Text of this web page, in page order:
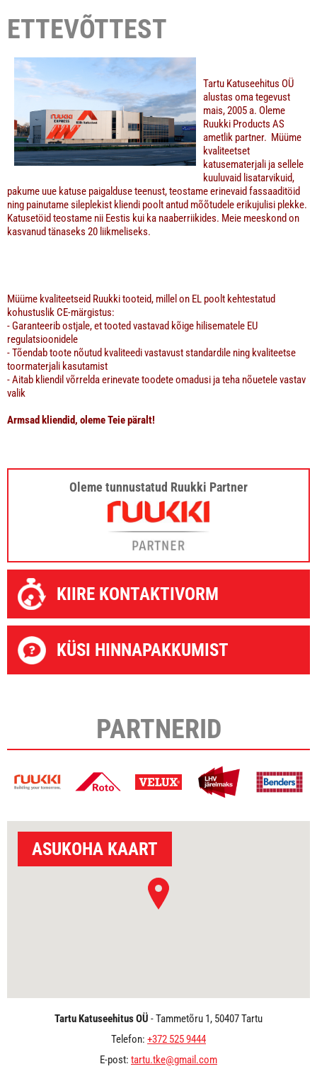
ETTEVÕTTEST
Tartu Katuseehitus OÜ
alustas oma tegevust
mais, 2005 a. Oleme
Ruukki Products AS
ametlik partner. Müüme
kvaliteetset
katusematerjali ja sellele
kuuluvaid lisatarvikuid,
pakume uue katuse paigalduse teenust, teostame erinevaid fassaaditöid
ning painutame sileplekist kliendi poolt antud mõõtudele erikujulisi plekke.
Katusetöid teostame nii Eestis kui ka naaberriikides. Meie meeskond on
kasvanud tänaseks 20 liikmeliseks.
Müüme kvaliteetseid Ruukki tooteid, millel on EL poolt kehtestatud
kohustuslik CE-märgistus:
- Garanteerib ostjale, et tooted vastavad kõige hilisematele EU
regulatsioonidele
- Tõendab toote nõutud kvaliteedi vastavust standardile ning kvaliteetse
toormaterjali kasutamist
- Aitab kliendil võrrelda erinevate toodete omadusi ja teha nõuetele vastav
valik
Armsad kliendid, oleme Teie päralt!
Oleme tunnustatud Ruukki Partner
KIIRE KONTAKTIVORM
KÜSI HINNAPAKKUMIST
PARTNERID
ASUKOHA KAART
Tartu Katuseehitus OÜ - Tammetõru 1, 50407 Tartu
Telefon: +372 525 9444
E-post: tartu.tke@gmail.com